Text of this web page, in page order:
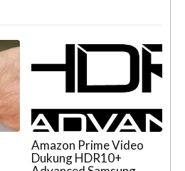
Amazon Prime Video
Dukung HDR10+